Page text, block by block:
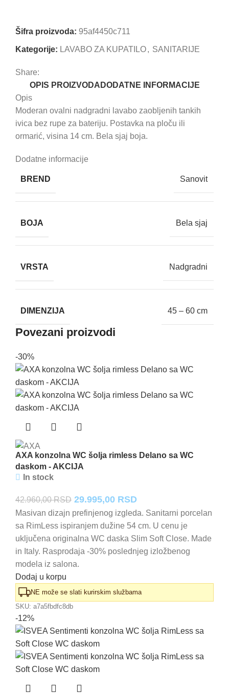
Šifra proizvoda: 95af4450c711
Kategorije: LAVABO ZA KUPATILO, SANITARIJE
Share:
OPIS PROIZVODA DODATNE INFORMACIJE
Opis
Moderan ovalni nadgradni lavabo zaobljenih tankih
ivica bez rupe za bateriju. Postavka na ploču ili
ormarić, visina 14 cm. Bela sjaj boja.
Dodatne informacije
BREND Sanovit
BOJA Bela sjaj
VRSTA Nadgradni
DIMENZIJA 45 – 60 cm
Povezani proizvodi
-30%
AXA konzolna WC šolja rimless Delano sa WC
daskom - AKCIJA
In stock
42.960,00RSD Originalna
cena
je
bila:
42.960,00 RSD.
29.995,00 RSDTrenutna
cena
je:
29.995,00 RSD.
Masivan dizajn prefinjenog izgleda. Sanitarni porcelan
sa RimLess ispiranjem dužine 54 cm. U cenu je
uključena originalna WC daska Slim Soft Close. Made
in Italy. Rasprodaja -30% poslednjeg izložbenog
modela iz salona.
Dodaj u korpu
NE može se slati kurirskim službama
SKU: a7a5fbdfc8db
-12%